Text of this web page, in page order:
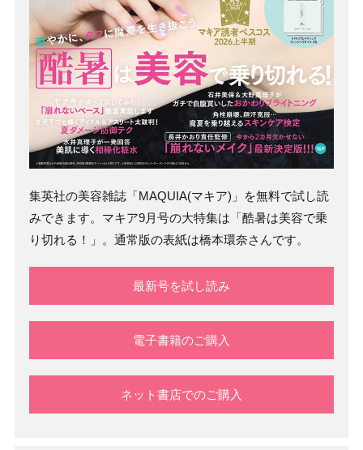
集英社の美容雑誌「MAQUIA(マキア)」を無料で試し読
みできます。マキア9月号の大特集は「酷暑は美容で乗
り切れる！」。通常版の表紙は橋本環奈さんです。
最新号を試し読み
電子書籍のご購入
ネット書店でのご購入